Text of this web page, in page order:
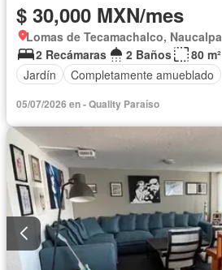
$ 30,000 MXN/mes
2 Recámaras
2 Baños
80 m²
Jardín
Completamente amueblado
05/07/2026 en - Quality Paraíso